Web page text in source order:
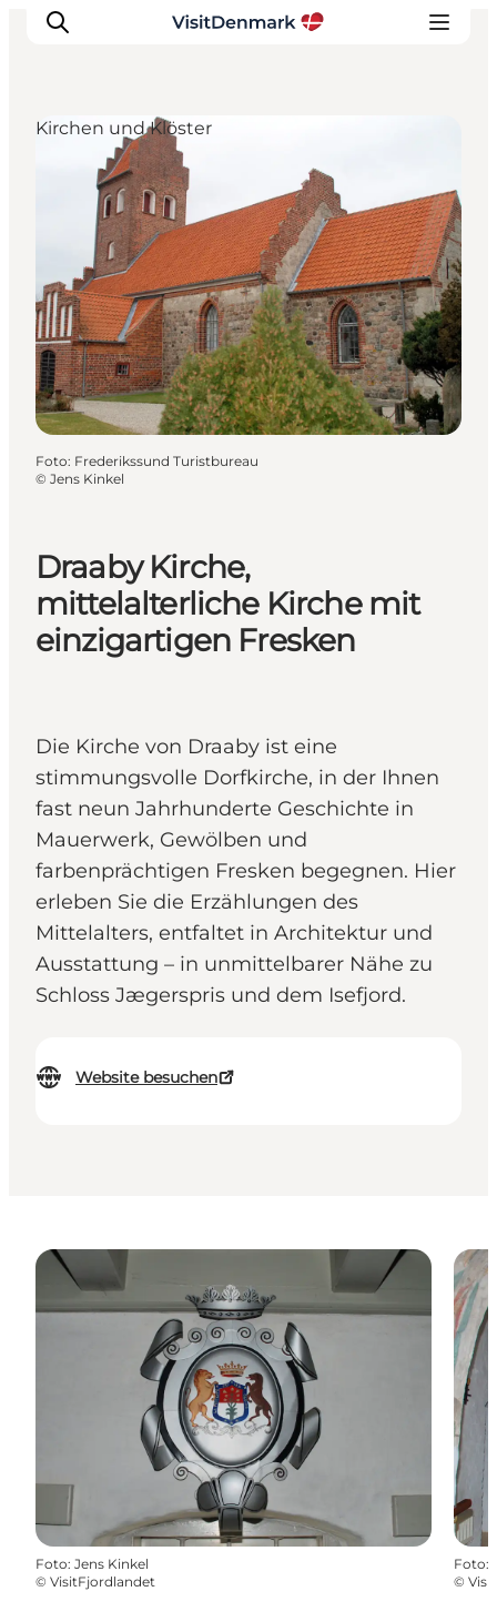
Inspiration
Regionen
Erlebnisse
Unterkünfte
Reiseplanung
Draaby Kirche,
mittelalterliche Kirche mit
einzigartigen Fresken
Die Kirche von Draaby ist eine
stimmungsvolle Dorfkirche, in der Ihnen
fast neun Jahrhunderte Geschichte in
Mauerwerk, Gewölben und
farbenprächtigen Fresken begegnen. Hier
erleben Sie die Erzählungen des
Mittelalters, entfaltet in Architektur und
Ausstattung – in unmittelbarer Nähe zu
Schloss Jægerspris und dem Isefjord.
Website besuchen
Kirchen und Klöster
Foto: Frederikssund Turistbureau
© Jens Kinkel
Foto: Jens Kinkel
© VisitFjordlandet
Foto:
©